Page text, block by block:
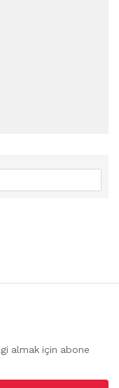
almak için abone